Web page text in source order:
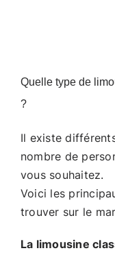
Quelle type de
?
Il existe
nombre de
vous souhaitez.
Voici les
trouver sur le
La limousine